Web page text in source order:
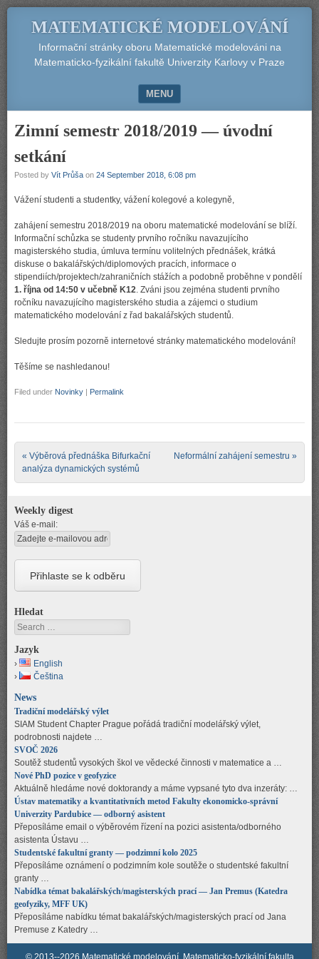
MATEMATICKÉ MODELOVÁNÍ
Informační stránky oboru Matematické modelováni na
Matematicko-fyzikální fakultě Univerzity Karlovy v Praze
MENU
Zimní semestr 2018/2019 — úvodní
setkání
Posted by Vít Průša on 24 September 2018, 6:08 pm
Vážení studenti a studentky, vážení kolegové a kolegyně,
zahájení semestru 2018/2019 na oboru matematické modelování se blíží.
Informační schůzka se studenty prvního ročníku navazujícího
magisterského studia, úmluva termínu volitelných přednášek, krátká
diskuse o bakalářských/diplomových pracích, informace o
stipendiích/projektech/zahraničních stážích a podobně proběhne v pondělí
1. října od 14:50 v učebně K12. Zváni jsou zejména studenti prvního
ročníku navazujícího magisterského studia a zájemci o studium
matematického modelování z řad bakalářských studentů.
Sledujte prosím pozorně internetové stránky matematického modelování!
Těšíme se nashledanou!
Filed under Novinky | Permalink
Post navigation
« Výběrová přednáška Bifurkační
analýza dynamických systémů
Neformální zahájení semestru »
Weekly digest
Váš e-mail:
Hledat
Search
Jazyk
English
Čeština
News
Tradiční modelářský výlet
SIAM Student Chapter Prague pořádá tradiční modelářský výlet,
podrobnosti najdete …
SVOČ 2026
Soutěž studentů vysokých škol ve vědecké činnosti v matematice a …
Nové PhD pozice v geofyzice
Aktuálně hledáme nové doktorandy a máme vypsané tyto dva inzeráty: …
Ústav matematiky a kvantitativních metod Fakulty ekonomicko-správní
Univerzity Pardubice — odborný asistent
Přeposíláme email o výběrovém řízení na pozici asistenta/odborného
asistenta Ústavu …
Studentské fakultní granty — podzimní kolo 2025
Přeposíláme oznámení o podzimním kole soutěže o studentské fakultní
granty …
Nabídka témat bakalářských/magisterských prací — Jan Premus (Katedra
geofyziky, MFF UK)
Přeposíláme nabídku témat bakalářských/magisterských prací od Jana
Premuse z Katedry …